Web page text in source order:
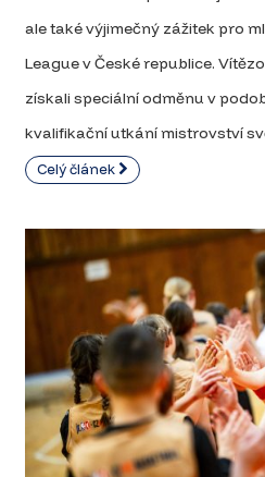
ale také výjimečný zážitek pro
League v České republice.
získali speciální odměnu v
kvalifikační utkání mistrovství
Celý článek